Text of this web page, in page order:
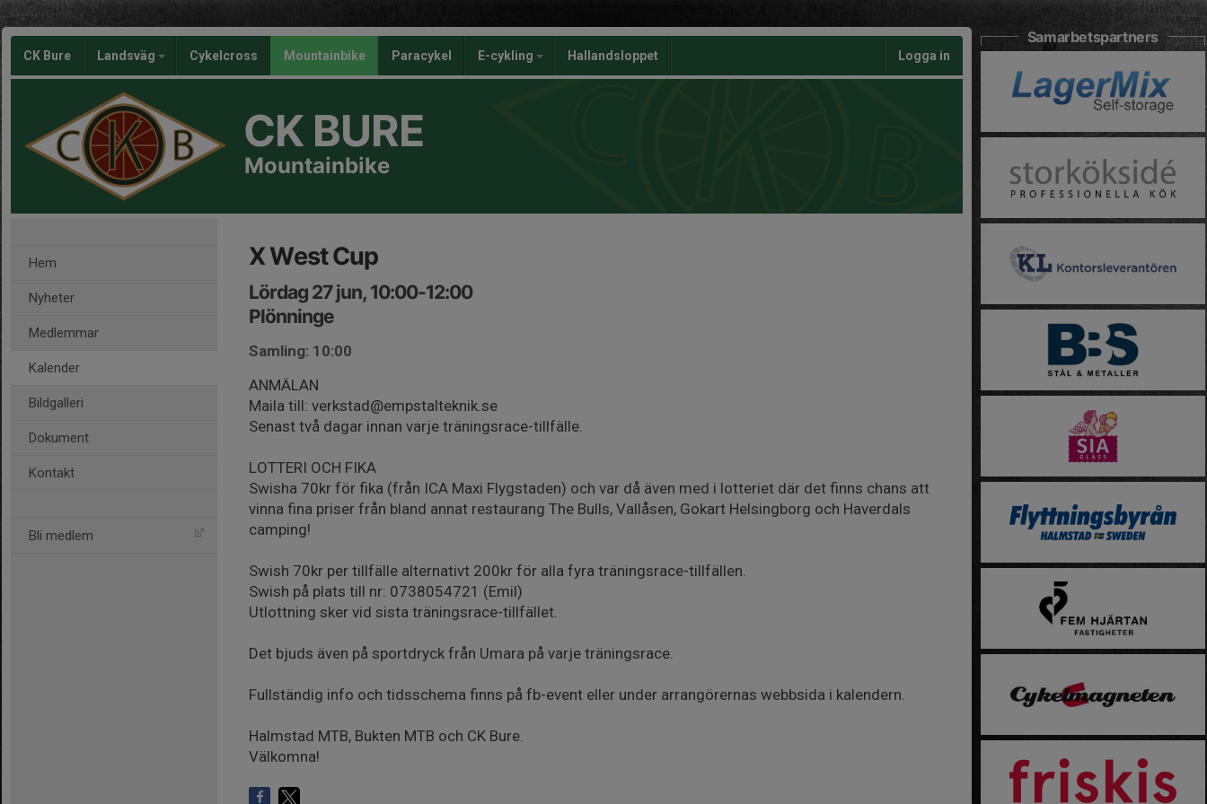
CK Bure Landsväg Cykelcross Mountainbike Paracykel E-cykling Hallandsloppet Logga in
CK BURE
Mountainbike
Hem
Nyheter
Medlemmar
Kalender
Bildgalleri
Dokument
Kontakt
Bli medlem
X West Cup
Lördag 27 jun, 10:00-12:00
Plönninge
Samling: 10:00
ANMÄLAN
Maila till: verkstad@empstalteknik.se
Senast två dagar innan varje träningsrace-tillfälle.
LOTTERI OCH FIKA
Swisha 70kr för fika (från ICA Maxi Flygstaden) och var då även med i lotteriet där det finns chans att
vinna fina priser från bland annat restaurang The Bulls, Vallåsen, Gokart Helsingborg och Haverdals
camping!
Swish 70kr per tillfälle alternativt 200kr för alla fyra träningsrace-tillfällen.
Swish på plats till nr: 0738054721 (Emil)
Utlottning sker vid sista träningsrace-tillfället.
Det bjuds även på sportdryck från Umara på varje träningsrace.
Fullständig info och tidsschema finns på fb-event eller under arrangörernas webbsida i kalendern.
Halmstad MTB, Bukten MTB och CK Bure.
Välkomna!
Samarbetspartners